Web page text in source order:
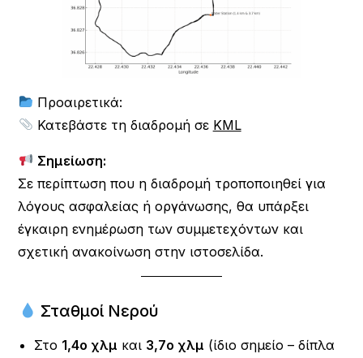
Προαιρετικά:
Κατεβάστε τη διαδρομή σε KML
Σημείωση:
Σε περίπτωση που η διαδρομή τροποποιηθεί για
λόγους ασφαλείας ή οργάνωσης, θα υπάρξει
έγκαιρη ενημέρωση των συμμετεχόντων και
σχετική ανακοίνωση στην ιστοσελίδα.
Σταθμοί Νερού
Στο 1,4ο χλμ και 3,7ο χλμ (ίδιο σημείο – δίπλα